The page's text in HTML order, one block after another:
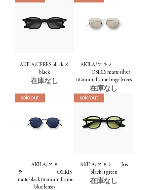
AKILA/CERES black ×
black
在庫なし
AKILA/アキラ
OSIRIS matte silver
titanium frame beige lenses
在庫なし
soldout
AKILA/アキ
ラ OSIRIS
matte black titanium frame
blue lenses
soldout
AKILA/アキラ Iris
black lt green
在庫なし